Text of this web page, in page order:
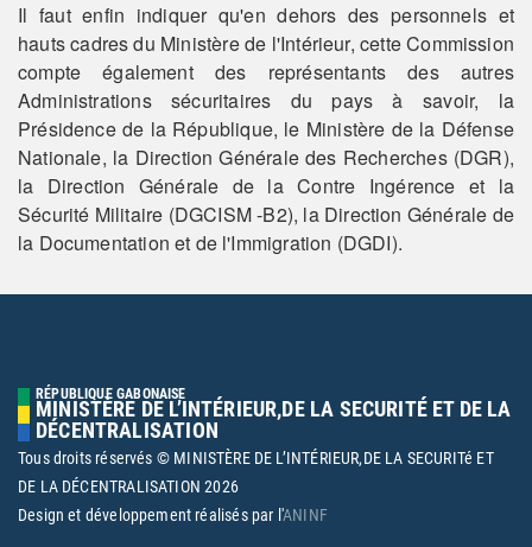
Il faut enfin indiquer qu'en dehors des personnels et
hauts cadres du Ministère de l'Intérieur, cette Commission
compte également des représentants des autres
Administrations sécuritaires du pays à savoir, la
Présidence de la République, le Ministère de la Défense
Nationale, la Direction Générale des Recherches (DGR),
la Direction Générale de la Contre Ingérence et la
Sécurité Militaire (DGCISM -B2), la Direction Générale de
la Documentation et de l'Immigration (DGDI).
RÉPUBLIQUE GABONAISE
MINISTÈRE DE L’INTÉRIEUR,DE LA SECURITÉ ET DE LA
DÉCENTRALISATION
Tous droits réservés © MINISTÈRE DE L’INTÉRIEUR,DE LA SECURITé ET
DE LA DÉCENTRALISATION2026
Design et développement réalisés par l'ANINF